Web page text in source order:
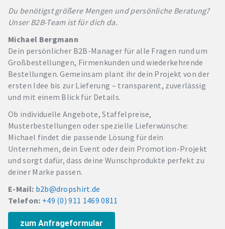
Du benötigst größere Mengen und persönliche Beratung?
Unser B2B-Team ist für dich da.
Michael Bergmann
Dein persönlicher B2B-Manager für alle Fragen rund um
Großbestellungen, Firmenkunden und wiederkehrende
Bestellungen. Gemeinsam plant ihr dein Projekt von der
ersten Idee bis zur Lieferung – transparent, zuverlässig
und mit einem Blick für Details.
Ob individuelle Angebote, Staffelpreise,
Musterbestellungen oder spezielle Lieferwünsche:
Michael findet die passende Lösung für dein
Unternehmen, dein Event oder dein Promotion-Projekt
und sorgt dafür, dass deine Wunschprodukte perfekt zu
deiner Marke passen.
E-Mail: b2b@dropshirt.de
Telefon: +49 (0) 911 1469 0811
zum Anfrageformular